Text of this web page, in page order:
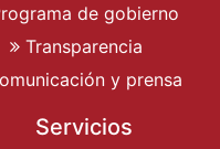
de gobierno
Transparencia
y prensa
Servicios